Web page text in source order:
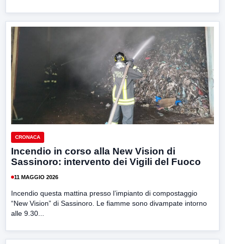
CRONACA
Incendio in corso alla New Vision di
Sassinoro: intervento dei Vigili del Fuoco
11 MAGGIO 2026
Incendio questa mattina presso l’impianto di compostaggio
“New Vision” di Sassinoro. Le fiamme sono divampate intorno
alle 9.30...